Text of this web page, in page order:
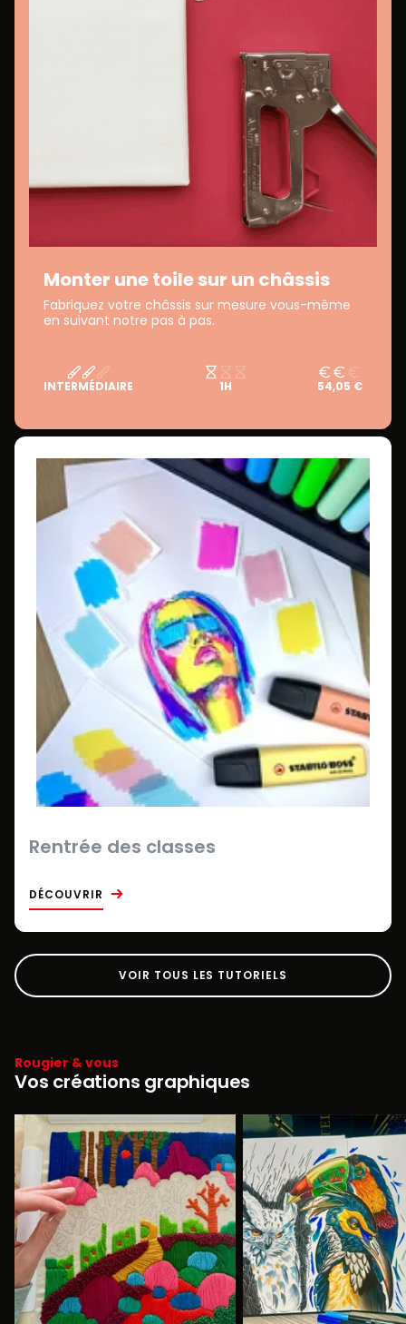
Monter une toile sur un châssis
Fabriquez votre châssis sur mesure vous-même
en suivant notre pas à pas.
INTERMÉDIAIRE 1H 54,05 €
Rentrée des classes
DÉCOUVRIR
VOIR TOUS LES TUTORIELS
Rougier & vous
Vos créations graphiques